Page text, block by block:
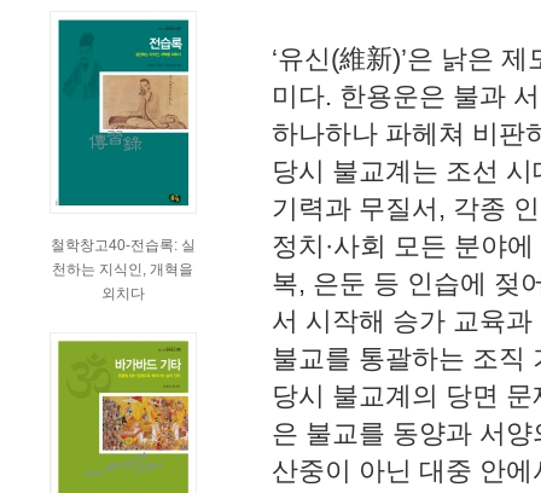
철학창고40-전습록: 실
천하는 지식인, 개혁을
외치다
‘유신(維新)’은 낡은
미다. 한용운은 불과
하나하나 파헤쳐 비판
당시 불교계는 조선
기력과 무질서, 각종
정치·사회 모든 분야
복, 은둔 등 인습에 젖
서 시작해 승가 교육
불교를 통괄하는 조직
당시 불교계의 당면
은 불교를 동양과 서
산중이 아닌 대중 안